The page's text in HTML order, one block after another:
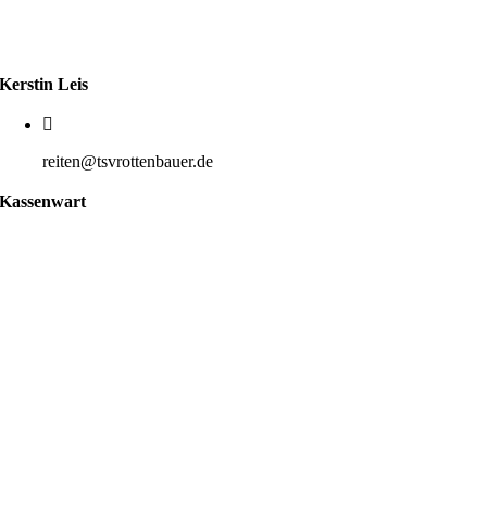
Kerstin Leis
reiten@tsvrottenbauer.de
Kassenwart